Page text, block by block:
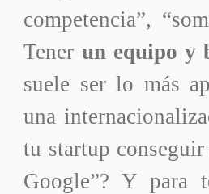
competencia”,
Tener un equipo y
suele ser lo más
una
tu startup
Google”? Y para